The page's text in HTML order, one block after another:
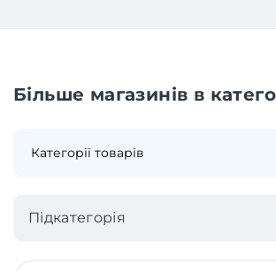
Більше магазинів в
Підкатегорія